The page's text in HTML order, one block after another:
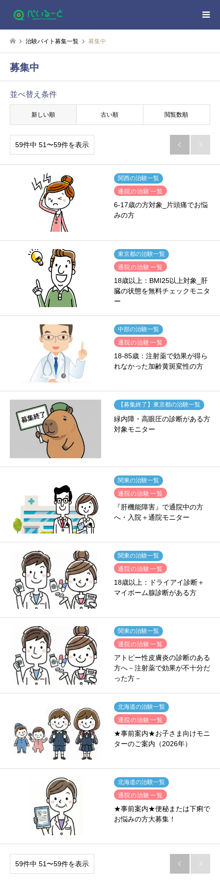
治験バイト募集一覧 募集中
募集中
並べ替え条件
新しい順 古い順 閲覧数順
59件中 51〜59件を表示  
関西の治験一覧
通院の治験一覧
6-17歳の方対象_片頭痛でお悩
みの方
東京都の治験一覧
通院の治験一覧
18歳以上：BMI25以上対象_肝
臓の状態を無料チェックモニタ
ー
中部の治験一覧
通院の治験一覧
18-85歳：注射薬で効果が得ら
れなかった加齢黄斑変性の方
【募集終了】東京都の治験一覧
緑内障・高眼圧の診断がある方
対象モニター
関東の治験一覧
通院の治験一覧
『肝機能障害』で通院中の方
へ・入院＋通院モニター
関東の治験一覧
通院の治験一覧
18歳以上：ドライアイ診断＋
マイボーム腺診断がある方
関東の治験一覧
通院の治験一覧
アトピー性皮膚炎の診断のある
方へ－注射薬で効果が不十分だ
った方－
北海道の治験一覧
通院の治験一覧
★事前案内★お子さま向けモニ
ターのご案内（2026年）
北海道の治験一覧
通院の治験一覧
★事前案内★便秘または下痢で
お悩みの方大募集！
59件中 51〜59件を表示  